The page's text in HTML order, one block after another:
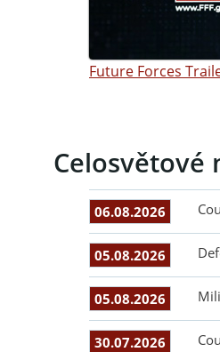
Future Forces
06.08.2026
05.08.2026
05.08.2026
30.07.2026